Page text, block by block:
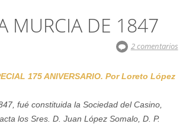
MURCIA DE 1847
2 comentarios
175 ANIVERSARIO.Por Loreto López
fué constituida la Sociedad del Casino,
los Sres. D. Juan López Somalo, D. P.